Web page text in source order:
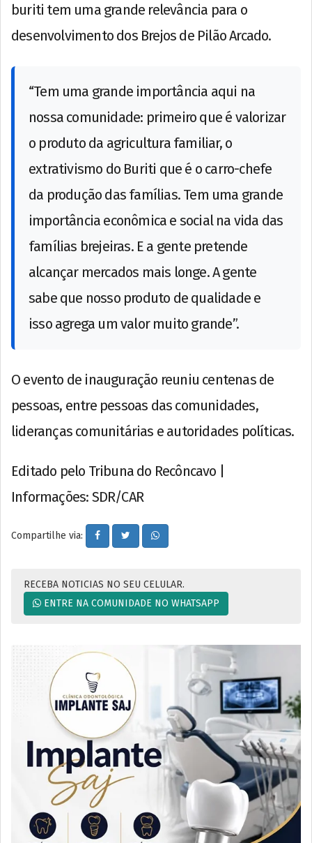
buriti tem uma grande relevância para o
desenvolvimento dos Brejos de Pilão Arcado.
“Tem uma grande importância aqui na
nossa comunidade: primeiro que é valorizar
o produto da agricultura familiar, o
extrativismo do Buriti que é o carro-chefe
da produção das famílias. Tem uma grande
importância econômica e social na vida das
famílias brejeiras. E a gente pretende
alcançar mercados mais longe. A gente
sabe que nosso produto de qualidade e
isso agrega um valor muito grande”.
O evento de inauguração reuniu centenas de
pessoas, entre pessoas das comunidades,
lideranças comunitárias e autoridades políticas.
Editado pelo Tribuna do Recôncavo |
Informações: SDR/CAR
Compartilhe via:
RECEBA NOTICIAS NO SEU CELULAR.
ENTRE NA COMUNIDADE NO WHATSAPP